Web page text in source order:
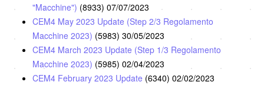
"Macchine") (8933) 07/07/2023
CEM4 May 2023 Update (Step 2/3 Regolamento
Macchine 2023) (5983) 30/05/2023
CEM4 March 2023 Update (Step 1/3 Regolamento
Macchine 2023) (5985) 02/04/2023
CEM4 February 2023 Update (6340) 02/02/2023